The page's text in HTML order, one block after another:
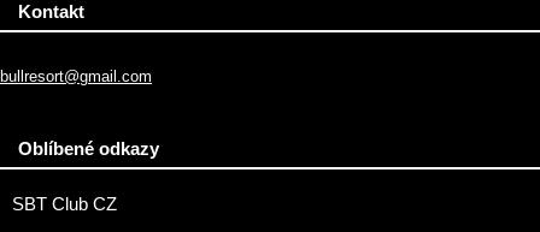
Kontakt
bullresort@gmail.com
Oblíbené odkazy
SBT Club CZ